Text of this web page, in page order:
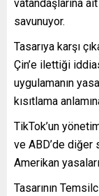
vatandaşlarına
savunuyor.
Tasarıya karşı
Çin’e ilettiği
uygulamanın
kısıtlama
TikTok’un
ve ABD’de
Amerikan
Tasarının